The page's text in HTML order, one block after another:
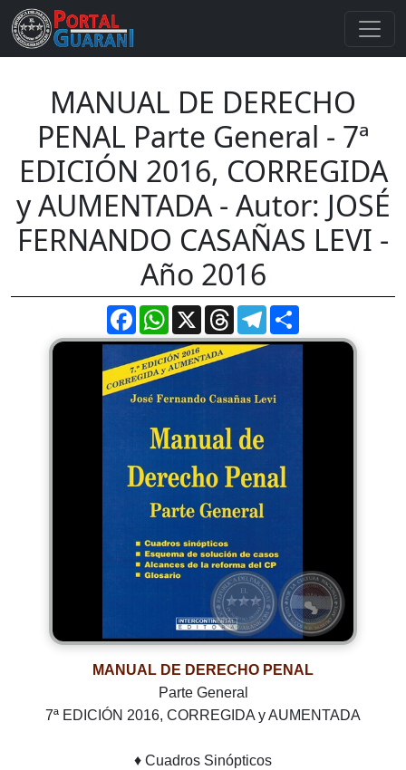
MANUAL DE DERECHO
PENAL Parte General - 7ª
EDICIÓN 2016, CORREGIDA
y AUMENTADA - Autor: JOSÉ
FERNANDO CASAÑAS LEVI -
Año 2016
FacebookWhatsApp
X ThreadsTelegram
MANUAL DE DERECHO PENAL
Parte General
7ª EDICIÓN 2016, CORREGIDA y AUMENTADA
♦ Cuadros Sinópticos